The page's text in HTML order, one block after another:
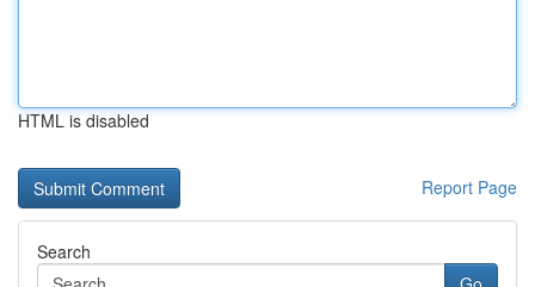
HTML is disabled
Report Page
Search